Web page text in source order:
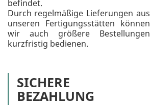
befindet.
Durch regelmäßige Lieferungen aus
unseren Fertigungsstätten können
wir auch größere Bestellungen
kurzfristig bedienen.
SICHERE
BEZAHLUNG